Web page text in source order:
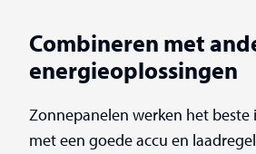
Combineren met
energieoplossingen
Zonnepanelen werken het
met een goede accu en